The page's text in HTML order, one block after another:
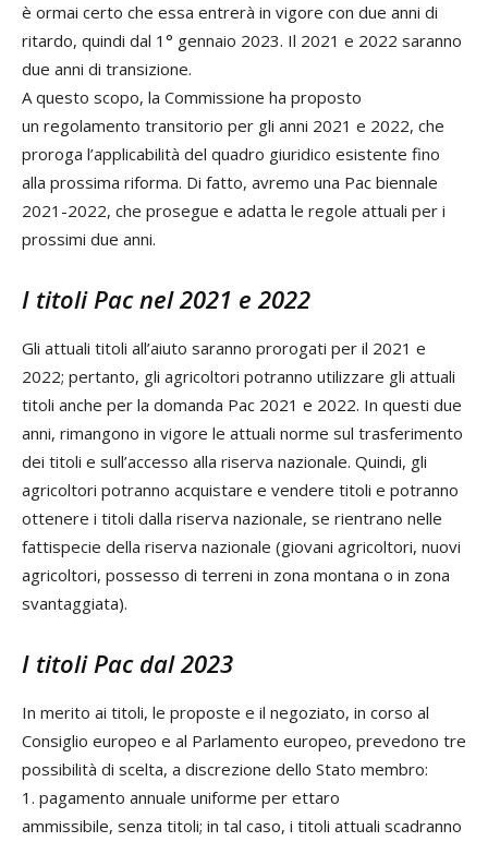
è ormai certo che essa entrerà in vigore con due anni di
ritardo, quindi dal 1° gennaio 2023. Il 2021 e 2022 saranno
due anni di transizione.
A questo scopo, la Commissione ha proposto
un regolamento transitorio per gli anni 2021 e 2022, che
proroga l’applicabilità del quadro giuridico esistente fino
alla prossima riforma. Di fatto, avremo una Pac biennale
2021-2022, che prosegue e adatta le regole attuali per i
prossimi due anni.
I titoli Pac nel 2021 e 2022
Gli attuali titoli all’aiuto saranno prorogati per il 2021 e
2022; pertanto, gli agricoltori potranno utilizzare gli attuali
titoli anche per la domanda Pac 2021 e 2022. In questi due
anni, rimangono in vigore le attuali norme sul trasferimento
dei titoli e sull’accesso alla riserva nazionale. Quindi, gli
agricoltori potranno acquistare e vendere titoli e potranno
ottenere i titoli dalla riserva nazionale, se rientrano nelle
fattispecie della riserva nazionale (giovani agricoltori, nuovi
agricoltori, possesso di terreni in zona montana o in zona
svantaggiata).
I titoli Pac dal 2023
In merito ai titoli, le proposte e il negoziato, in corso al
Consiglio europeo e al Parlamento europeo, prevedono tre
possibilità di scelta, a discrezione dello Stato membro:
1. pagamento annuale uniforme per ettaro
ammissibile, senza titoli; in tal caso, i titoli attuali scadranno